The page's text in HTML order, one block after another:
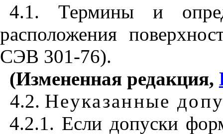
4.1. Термины и
расположения
СЭВ 301-76).
(Измененная редакция,
4.2. Неуказанные
4.2.1. Если допуски